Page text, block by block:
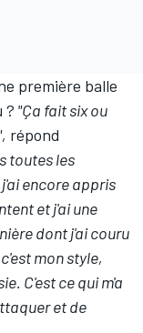
première balle
? "Ça fait six ou
répond
toutes les
encore appris
et j'ai une
dont j'ai couru
mon style,
C'est ce qui m'a
et de